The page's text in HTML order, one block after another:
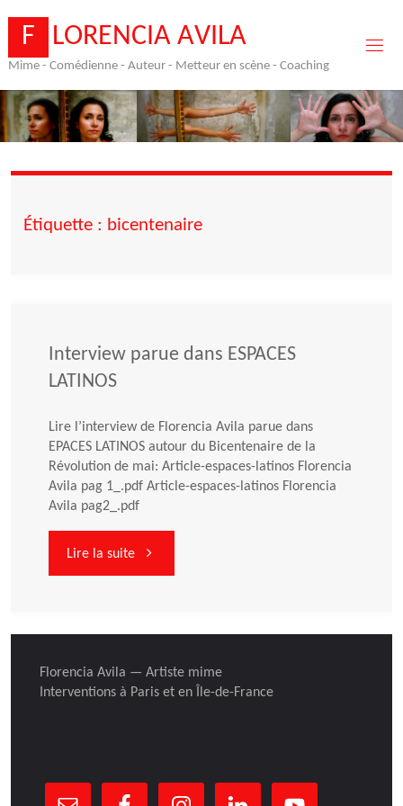
content
F LORENCIA AVILA
Mime - Comédienne - Auteur - Metteur en scène - Coaching
Étiquette : bicentenaire
Interview parue dans ESPACES
LATINOS
Lire l’interview de Florencia Avila parue dans
EPACES LATINOS autour du Bicentenaire de la
Révolution de mai: Article-espaces-latinos Florencia
Avila pag 1_.pdf Article-espaces-latinos Florencia
Avila pag2_.pdf
Lire la suite"Interview
dans
ESPACES
Florencia Avila — Artiste mime
Interventions à Paris et en Île-de-France